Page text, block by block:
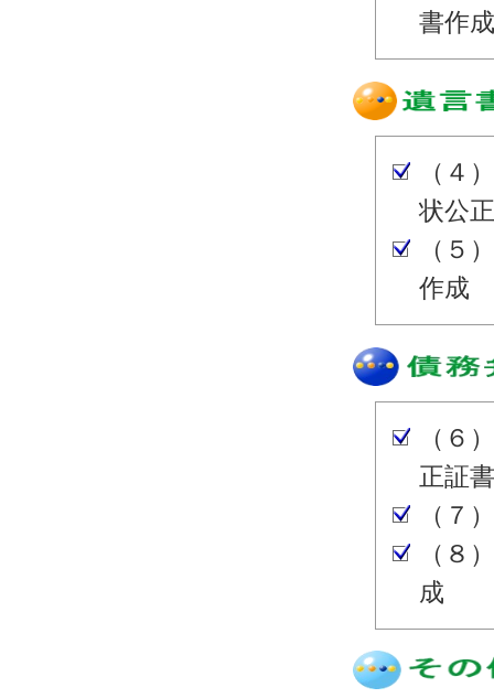
書作成
（４
状公
（５
作成
（６
正証
（７
（８
成